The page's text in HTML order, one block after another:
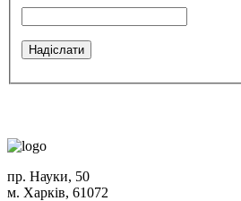
пр. Науки, 50
м. Харків, 61072